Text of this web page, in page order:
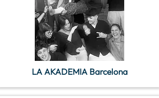
LA AKADEMIA Barcelona